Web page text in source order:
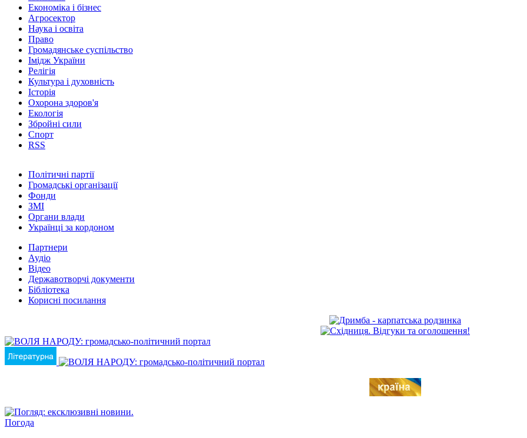
Економіка і бізнес
Агросектор
Наука і освіта
Право
Громадянське суспільство
Імідж України
Релігія
Культура і духовність
Історія
Охорона здоров'я
Екологія
Збройні сили
Спорт
RSS
Політичні партії
Громадські організації
Фонди
ЗМІ
Органи влади
Українці за кордоном
Партнери
Аудіо
Відео
Державотворчі документи
Бібліотека
Корисні посилання
Погода